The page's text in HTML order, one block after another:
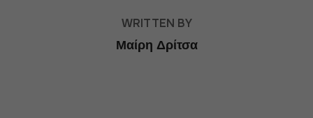
WRITTEN BY
Μαίρη Δρίτσα